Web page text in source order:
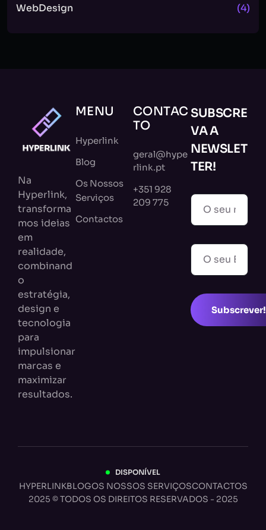
WebDesign (4)
Na
Hyperlink,
transforma
mos ideias
em
realidade,
combinand
o
estratégia,
design e
tecnologia
para
impulsionar
marcas e
maximizar
resultados.
MENU
Hyperlink
Blog
Os Nossos
Serviços
Contactos
CONTAC
TO
geral@hype
rlink.pt
+351 928
209 775
SUBSCRE
VA A
NEWSLET
TER!
Subscrever!
DISPONÍVEL
HYPERLINKBLOGOS NOSSOS SERVIÇOSCONTACTOS
2025 © TODOS OS DIREITOS RESERVADOS - 2025